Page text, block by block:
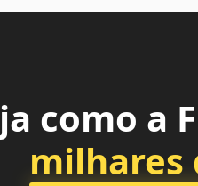
como a
milhares